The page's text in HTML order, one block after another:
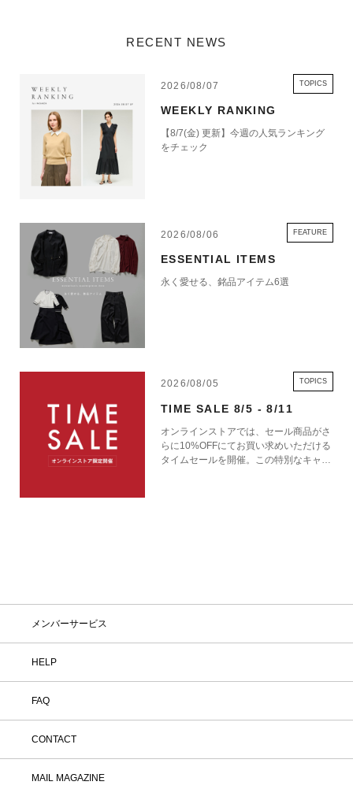
RECENT NEWS
2026/08/07 TOPICS
WEEKLY RANKING
【8/7(金) 更新】今週の人気ランキング
をチェック
2026/08/06 FEATURE
ESSENTIAL ITEMS
永く愛せる、銘品アイテム6選
2026/08/05 TOPICS
TIME SALE 8/5 - 8/11
オンラインストアでは、セール商品がさ
らに10%OFFにてお買い求めいただける
タイムセールを開催。この特別なキャン
メンバーサービス
HELP
FAQ
CONTACT
MAIL MAGAZINE